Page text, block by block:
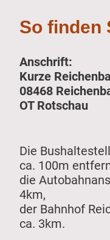
So finden
Anschrift:
Kurze
08468
OT Rotschau
Die
ca. 100m
die
4km,
der Bahnhof
ca. 3km.